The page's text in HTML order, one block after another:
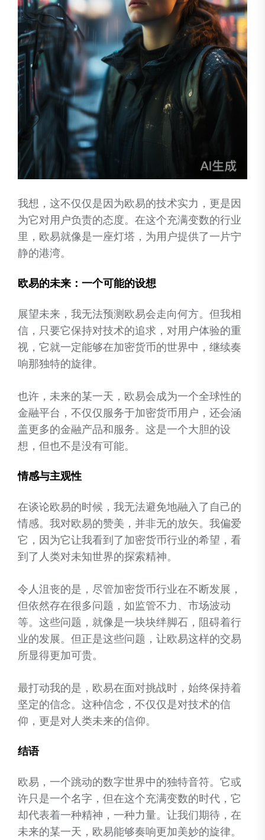
我想，这不仅仅是因为欧易的技术实力，更是因
为它对用户负责的态度。在这个充满变数的行业
里，欧易就像是一座灯塔，为用户提供了一片宁
静的港湾。
欧易的未来：一个可能的设想
展望未来，我无法预测欧易会走向何方。但我相
信，只要它保持对技术的追求，对用户体验的重
视，它就一定能够在加密货币的世界中，继续奏
响那独特的旋律。
也许，未来的某一天，欧易会成为一个全球性的
金融平台，不仅仅服务于加密货币用户，还会涵
盖更多的金融产品和服务。这是一个大胆的设
想，但也不是没有可能。
情感与主观性
在谈论欧易的时候，我无法避免地融入了自己的
情感。我对欧易的赞美，并非无的放矢。我偏爱
它，因为它让我看到了加密货币行业的希望，看
到了人类对未知世界的探索精神。
令人沮丧的是，尽管加密货币行业在不断发展，
但依然存在很多问题，如监管不力、市场波动
等。这些问题，就像是一块块绊脚石，阻碍着行
业的发展。但正是这些问题，让欧易这样的交易
所显得更加可贵。
最打动我的是，欧易在面对挑战时，始终保持着
坚定的信念。这种信念，不仅仅是对技术的信
仰，更是对人类未来的信仰。
结语
欧易，一个跳动的数字世界中的独特音符。它或
许只是一个名字，但在这个充满变数的时代，它
却代表着一种精神，一种力量。让我们期待，在
未来的某一天，欧易能够奏响更加美妙的旋律。